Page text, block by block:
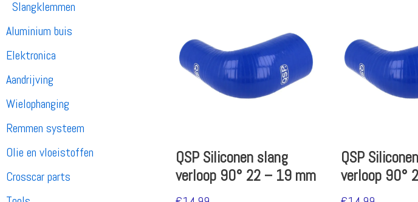
Slangklemmen
Aluminium buis
Elektronica
Aandrijving
Wielophanging
Remmen systeem
Olie en vloeistoffen
Crosscar parts
QSP Siliconen slang
verloop 90° 22 – 19 mm
QSP
verloop 90°